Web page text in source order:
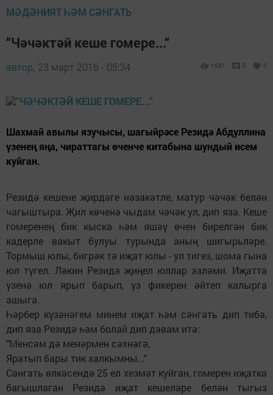
МӘДӘНИЯТ ҺӘМ СӘНГАТЬ
“Чәчәктәй кеше гомере...“
автор, 23 март 2016 - 05:34 1581 0 0
Шахмай авылы язучысы, шагыйрәсе Резидә Абдуллина
үзенең яңа, чираттагы өченче китабына шундый исем
куйган.
Резидә кешене җирдәге нәзакәтле, матур чәчәк белән
чагыштыра. Җил көченә чыдам чәчәк ул, дип яза. Кеше
гомеренең бик кыска һәм яшәү өчен бирелгән бик
кадерле вакыт булуы турында аның шигырьләре.
Тормыш юлы, бигрәк тә иҗат юлы - ул тигез, шома гына
юл түгел. Ләкин Резидә җиңел юллар эзләми. Иҗатта
үзенә юл ярып барып, үз фикерен әйтеп калырга
ашыга.
Һәрбер күзәнәгем минем иҗат һәм сәнгать дип тибә,
дип яза Резидә һәм болай дип дәвам итә:
"Менсәм дә менәрмен сәхнәгә,
Яратып бары тик халкымны..."
Сәнгать өлкәсендә 25 ел хезмәт куйган, гомерен иҗатка
багышлаган Резидә иҗат кешеләре белән тыгыз